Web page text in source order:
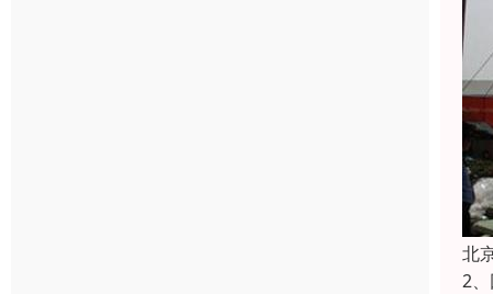
北
2